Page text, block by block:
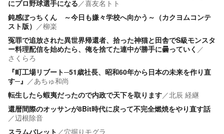
にプロ野球選手になる／喜友名トト
鈍感ぼっちくん ～今日も嫌々学校へ向かう～（カクヨムコンテ
スト版） ／柳楽
冤罪で追放された異世界帰還者、拾った神猫と田舎でS級モンスタ
ー料理配信を始めたら、俺を捨てた連中が勝手に曇っていく ／
さくらろ
『町工場リブート─51歳社長、昭和60年から日本の未来を作り直
す─』 ／あちゅ和尚
転生したら蝦夷だったので内政で天下を取ります／北辰 経継
還暦間際のオッサンが8Bit時代に戻って不完全燃焼をやり直す話
／辺根除音
スラムバレット ／穴掘りモグラ